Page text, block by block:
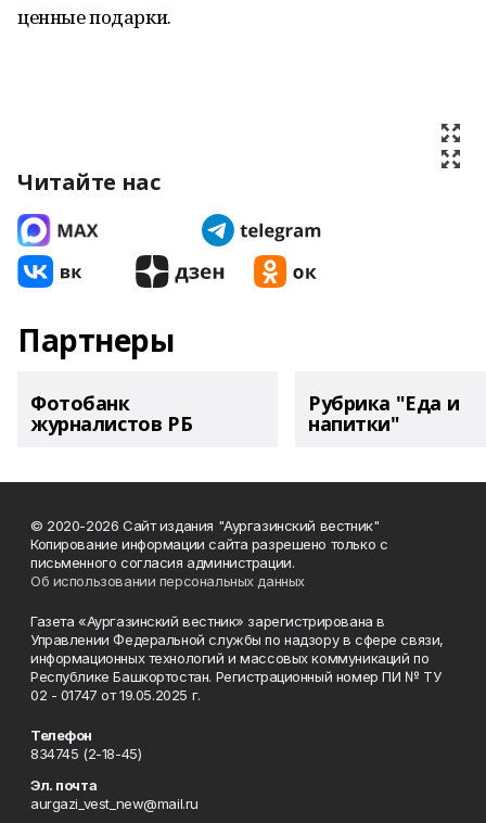
ценные подарки.
Читайте нас
Партнеры
Фотобанк
журналистов РБ
Рубрика "Еда и
напитки"
© 2020-2026 Сайт издания "Аургазинский вестник"
Копирование информации сайта разрешено только с
письменного согласия администрации.
Об использовании персональных данных
Газета «Аургазинский вестник» зарегистрирована в
Управлении Федеральной службы по надзору в сфере связи,
информационных технологий и массовых коммуникаций по
Республике Башкортостан. Регистрационный номер ПИ № ТУ
02 - 01747 от 19.05.2025 г.
Телефон
834745 (2-18-45)
Эл. почта
aurgazi_vest_new@mail.ru